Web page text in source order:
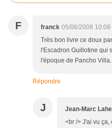
F franck 05/06/2008 10:08
Très bon livre ce doux
l'Escadron Guillotine qui
l'époque de Pancho Villa.
Répondre
J Jean-Marc
<br /> J'ai vu